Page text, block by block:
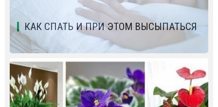
КАК СПАТЬ И ПРИ ЭТОМ ВЫСЫПАТЬСЯ